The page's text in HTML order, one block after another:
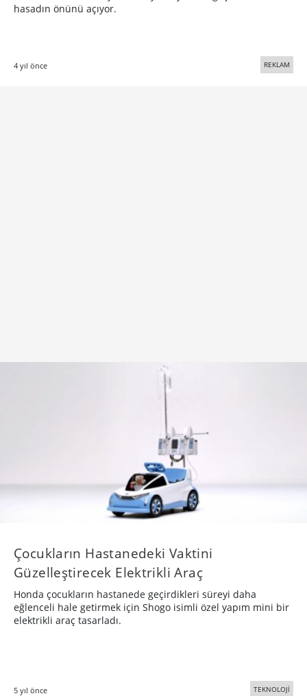
hasadın önünü açıyor.
4 yıl önce REKLAM
Çocukların Hastanedeki Vaktini
Güzelleştirecek Elektrikli Araç
Honda çocukların hastanede geçirdikleri süreyi daha
eğlenceli hale getirmek için Shogo isimli özel yapım mini bir
elektrikli araç tasarladı.
5 yıl önce TEKNOLOJİ